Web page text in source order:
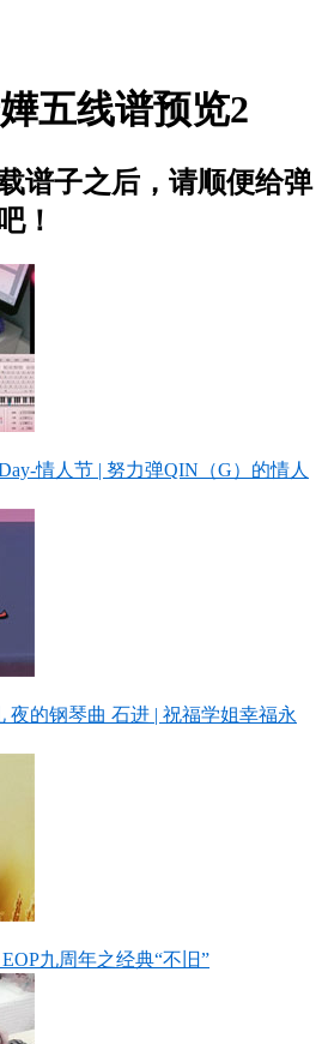
五线谱预览2
谱子之后，请顺便给弹
！
Day-情人节 | 努力弹QIN（G）的情人
夜的钢琴曲 石进 | 祝福学姐幸福永
九周年之经典“不旧”